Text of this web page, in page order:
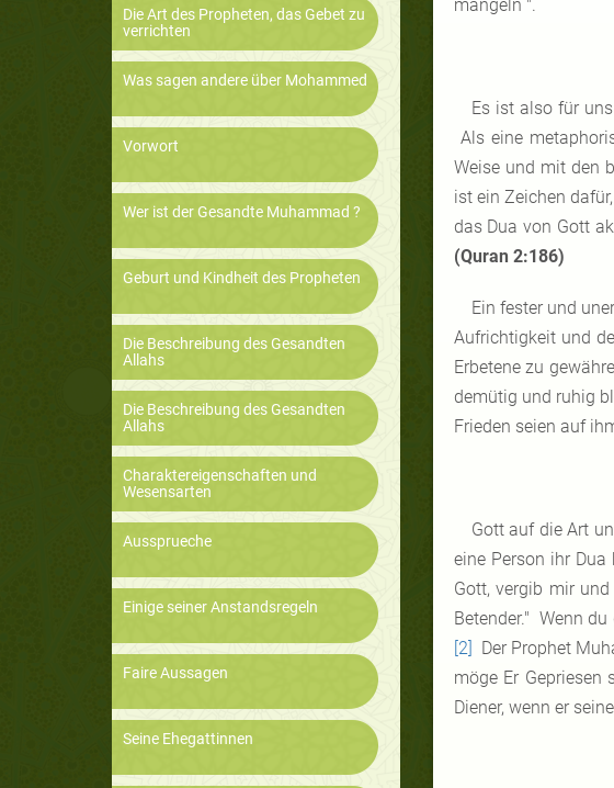
Die Art des Propheten, das Gebet zu
verrichten
Was sagen andere über Mohammed
Vorwort
Wer ist der Gesandte Muhammad ?
Geburt und Kindheit des Propheten
Die Beschreibung des Gesandten
Allahs
Die Beschreibung des Gesandten
Allahs
Charaktereigenschaften und
Wesensarten
Aussprueche
Einige seiner Anstandsregeln
Faire Aussagen
Seine Ehegattinnen
mangeln ".
Es ist also für
Als eine
Weise und mit den
ist ein Zeichen
das Dua von Gott
(Quran 2:186)
Ein fester und
Aufrichtigkeit und
Erbetene zu
demütig und ruhig
Frieden seien auf
Gott auf die Art
eine Person ihr
Gott, vergib mir
Betender." Wenn
[2] Der Prophet
möge Er
Diener, wenn er